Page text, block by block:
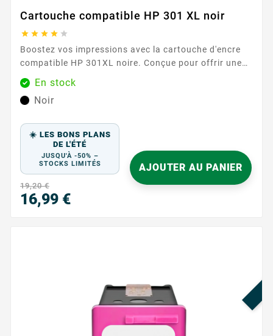
Cartouche compatible HP 301 XL noir
    
Boostez vos impressions avec la cartouche d'encre
compatible HP 301XL noire. Conçue pour offrir une
qualité d'impression exceptionnelle, cette cartouche
est idéale pour tous vos besoins d'impression, qu'il
s'agisse de documents professionnels ou de photos.
qui signifie qu'elle n'affiche pas les niveaux d'encre
restants. ...
En stock
Noir
☀️ LES BONS PLANS
DE L'ÉTÉ
JUSQU'À -50% –
STOCKS LIMITÉS
19,20 €
16,99 €
AJOUTER AU PANIER